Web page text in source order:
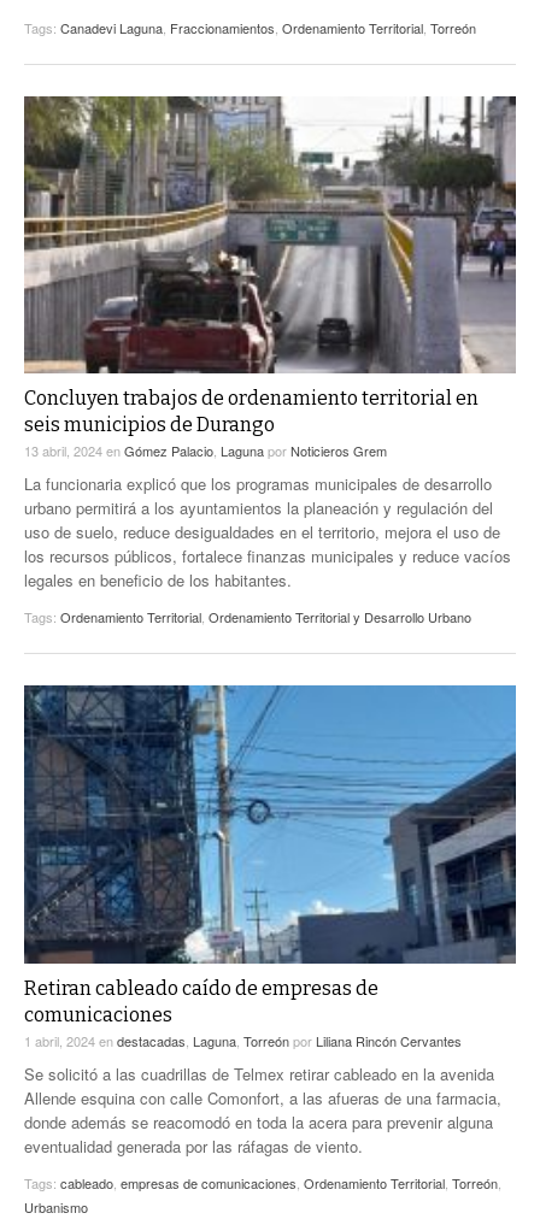
Tags: Canadevi Laguna Fraccionamientos Ordenamiento Territorial Torreón
Concluyen trabajos de ordenamiento territorial en
seis municipios de Durango
13 abril, 2024enGómez Palacio, LagunaporNoticieros Grem
La funcionaria explicó que los programas municipales de desarrollo
urbano permitirá a los ayuntamientos la planeación y regulación del
uso de suelo, reduce desigualdades en el territorio, mejora el uso de
los recursos públicos, fortalece finanzas municipales y reduce vacíos
legales en beneficio de los habitantes.
Tags: Ordenamiento Territorial, Ordenamiento Territorial y Desarrollo Urbano
Retiran cableado caído de empresas de
comunicaciones
1 abril, 2024endestacadas Laguna Torreónpor Liliana Rincón Cervantes
Se solicitó a las cuadrillas de Telmex retirar cableado en la avenida
Allende esquina con calle Comonfort, a las afueras de una farmacia,
donde además se reacomodó en toda la acera para prevenir alguna
eventualidad generada por las ráfagas de viento.
Tags: cableado empresas de comunicaciones Ordenamiento Territorial Torreón
Urbanismo